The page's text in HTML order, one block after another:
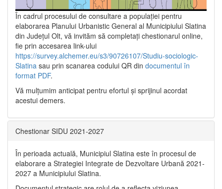
În cadrul procesului de consultare a populaţiei pentru
elaborarea Planului Urbanistic General al Municipiului Slatina
din Județul Olt, vă invităm să completați chestionarul online,
fie prin accesarea link-ului
https://survey.alchemer.eu/s3/90726107/Studiu-sociologic-
Slatina sau prin scanarea codului QR din documentul în
format PDF.
Vă mulţumim anticipat pentru efortul şi sprijinul acordat
acestui demers.
Chestionar SIDU 2021-2027
În perioada actuală, Municipiul Slatina este în procesul de
elaborare a Strategiei Integrate de Dezvoltare Urbană 2021‐
2027 a Municipiului Slatina.